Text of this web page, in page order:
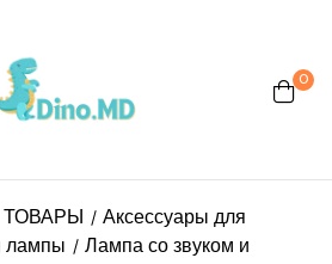
0
Аксессуары для
лампы
Лампа со звуком и